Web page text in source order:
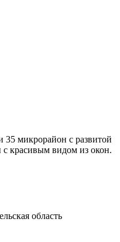
35 микрорайон с развитой
с красивым видом из окон.
область